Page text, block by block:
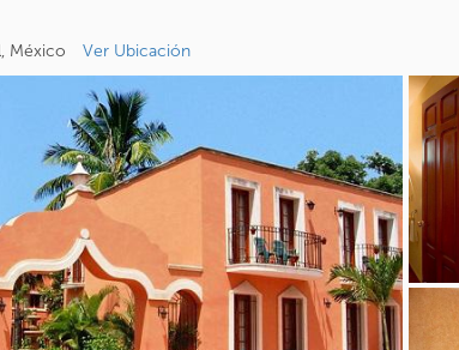
México Ver Ubicación